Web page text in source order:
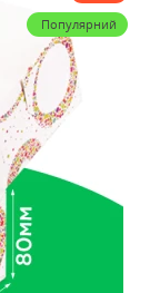
Популярний